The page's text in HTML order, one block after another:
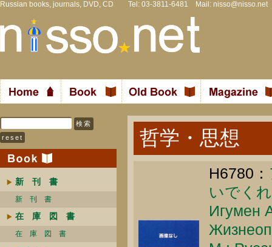
Russian books, journals, DVD, CD Tel: 03-3811-6481 Mail: nisso@nisso.net
新 刊 書
新 刊 書
在 庫 図 書
在 庫 図 書
哲学・思想
H6780：
いでく
Игумен